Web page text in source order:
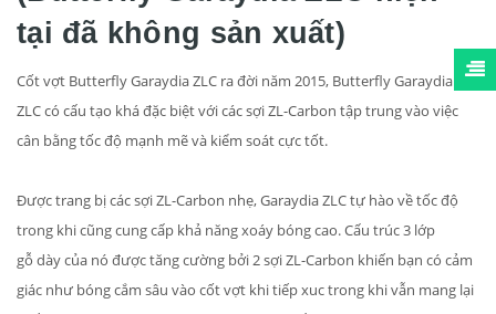
tại đã không sản xuất)
Cốt vợt Butterfly Garaydia ZLC ra đời năm 2015, Butterfly Garaydia
ZLC có cấu tạo khá đặc biệt với các sợi ZL-Carbon tập trung vào việc
cân bằng tốc độ mạnh mẽ và kiểm soát cực tốt.
Được trang bị các sợi ZL-Carbon nhẹ, Garaydia ZLC tự hào về tốc độ
trong khi cũng cung cấp khả năng xoáy bóng cao.Cấu trúc 3 lớp
gỗ dày của nó được tăng cường bởi 2 sợi ZL-Carbon khiến bạn có cảm
giác như bóng cắm sâu vào cốt vợt khi tiếp xuc trong khi vẫn mang lại